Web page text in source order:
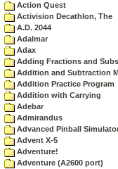
Action Quest
Activision Decathlon, The
A.D. 2044
Adalmar
Adax
Adding Fractions and
Addition and Subtraction
Addition Practice Program
Addition with Carrying
Adebar
Admirandus
Advanced Pinball
Advent X-5
Adventure!
Adventure (A2600 port)